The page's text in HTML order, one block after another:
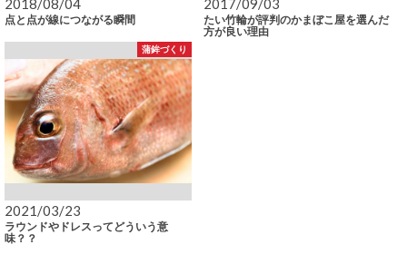
2018/08/04
点と点が線につながる瞬間
2017/09/03
たい竹輪が評判のかまぼこ屋を選んだ
方が良い理由
蒲鉾づくり
2021/03/23
ラウンドやドレスってどういう意
味？？